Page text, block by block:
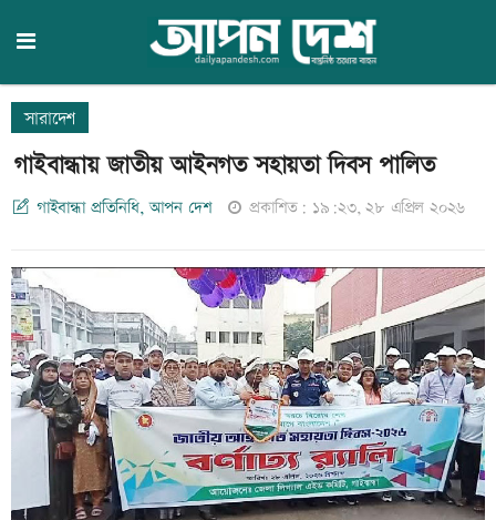
সারাদেশ
গাইবান্ধায় জাতীয় আইনগত সহায়তা দিবস পালিত
গাইবান্ধা প্রতিনিধি, আপন দেশ প্রকাশিত: ১৯:২৩, ২৮ এপ্রিল ২০২৬